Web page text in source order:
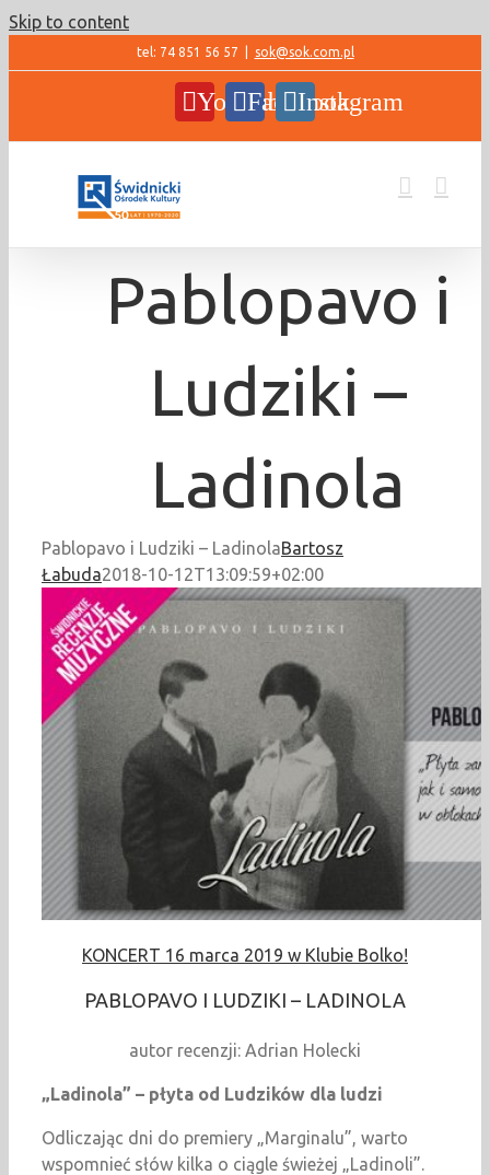
Skip to content
tel: 74 851 56 57 sok@sok.com.pl
YouTubeFacebookInstagram
Pablopavo i
Ludziki –
Ladinola
Pablopavo i Ludziki – LadinolaBartosz
Łabuda2018-10-12T13:09:59+02:00
KONCERT 16 marca 2019 w Klubie Bolko!
PABLOPAVO I LUDZIKI – LADINOLA
autor recenzji: Adrian Holecki
„Ladinola” – płyta od Ludzików dla ludzi
Odliczając dni do premiery „Marginalu”, warto
wspomnieć słów kilka o ciągle świeżej „Ladinoli”.